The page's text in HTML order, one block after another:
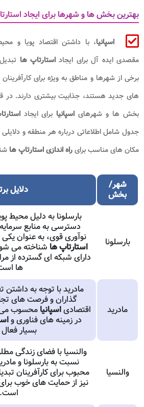
بهترین بخش ها و شهرها برای ایجاد
اسپانیا، با داشتن اقتصاد پویا و
مقصدی ایده آل برای ایجاداستارتاپ ها
برخی از شهرها و مناطق به ویژه برای
های جدید هستند، جذابیت بیشتری دارند. در
بخش ها و شهرهای اسپانیا برای ایجاد
جدول شامل اطلاعاتی درباره هر منطقه و
مکان های مناسب برایراه اندازیاستارتاپ ها
شهر/
بخش
دلایل
بارسلونا
بارسلونا به دلیل محیط
دسترسی به منابع
نوآوری قوی، به عنوان
استارتاپ ها شناخته می
دارای شبکه ای گسترده از
ها
مادرید
مادرید با توجه به داشتن
گذاران و فرصت های
اقتصادیاسپانیامحسوب می
در زمینه های فناوری و
بسیار
والنسیا
والنسیا با فضای زندگی
نسبت به بارسلونا و
محبوب برای کارآفرینان
نیز از حمایت های خوب
است.